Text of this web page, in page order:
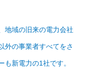
地域の旧来の電力会社
外の事業者すべてをさ
も新電力の1社です。